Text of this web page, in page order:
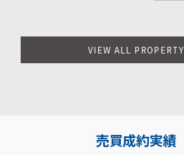
VIEW ALL PROPERTY